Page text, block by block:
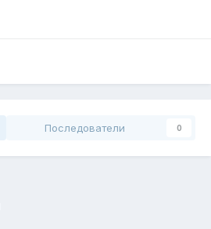
Последователи 0